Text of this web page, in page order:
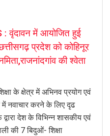
: वृंदावन में आयोजित हुई
प्रदेश को कोहिनूर
की श्वेता
के क्षेत्र में अभिनव प्रयोग एवं
में नवाचार करने के लिए दृढ
देश के विभिन्न शासकीय एवं
की 7 बिदुओं- शिक्षा